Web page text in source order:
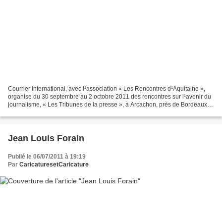
Courrier International, avec l¹association « Les Rencontres d¹Aquitaine »,
organise du 30 septembre au 2 octobre 2011 des rencontres sur l¹avenir du
journalisme, « Les Tribunes de la presse », à Arcachon, près de Bordeaux.
Jean Louis Forain
Publié le 06/07/2011 à 19:19
Par CaricaturesetCaricature